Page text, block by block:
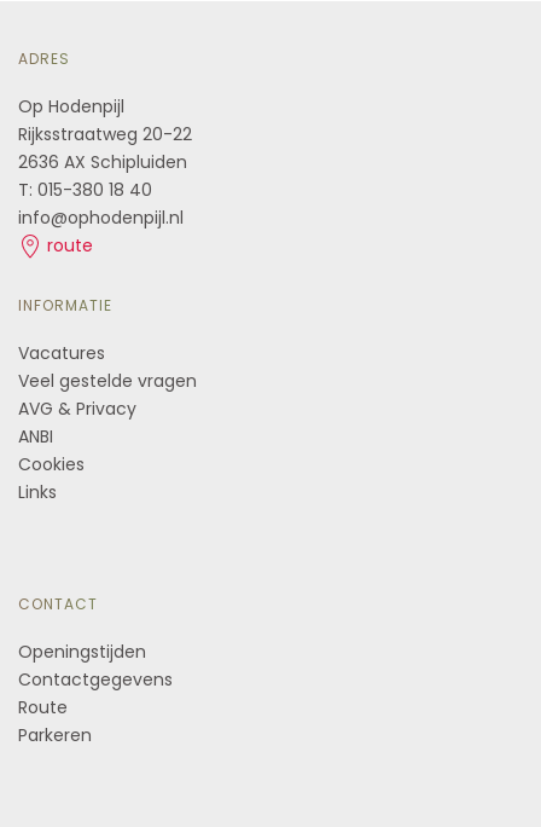
ADRES
Op Hodenpijl
Rijksstraatweg 20-22
2636 AX Schipluiden
T: 015-380 18 40
info@ophodenpijl.nl
route
INFORMATIE
Vacatures
Veel gestelde vragen
AVG & Privacy
ANBI
Cookies
Links
CONTACT
Openingstijden
Contactgegevens
Route
Parkeren